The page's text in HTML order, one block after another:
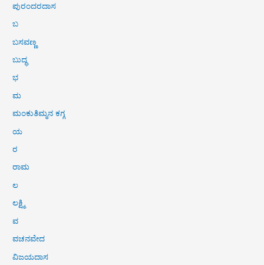
ಪುರಂದರದಾಸ
ಬ
ಬಸವಣ್ಣ
ಬುದ್ಧ
ಭ
ಮ
ಮಂಕುತಿಮ್ಮನ ಕಗ್ಗ
ಯ
ರ
ರಾಮ
ಲ
ಲಕ್ಷ್ಮಿ
ವ
ವಚನವೇದ
ವಿಜಯದಾಸ